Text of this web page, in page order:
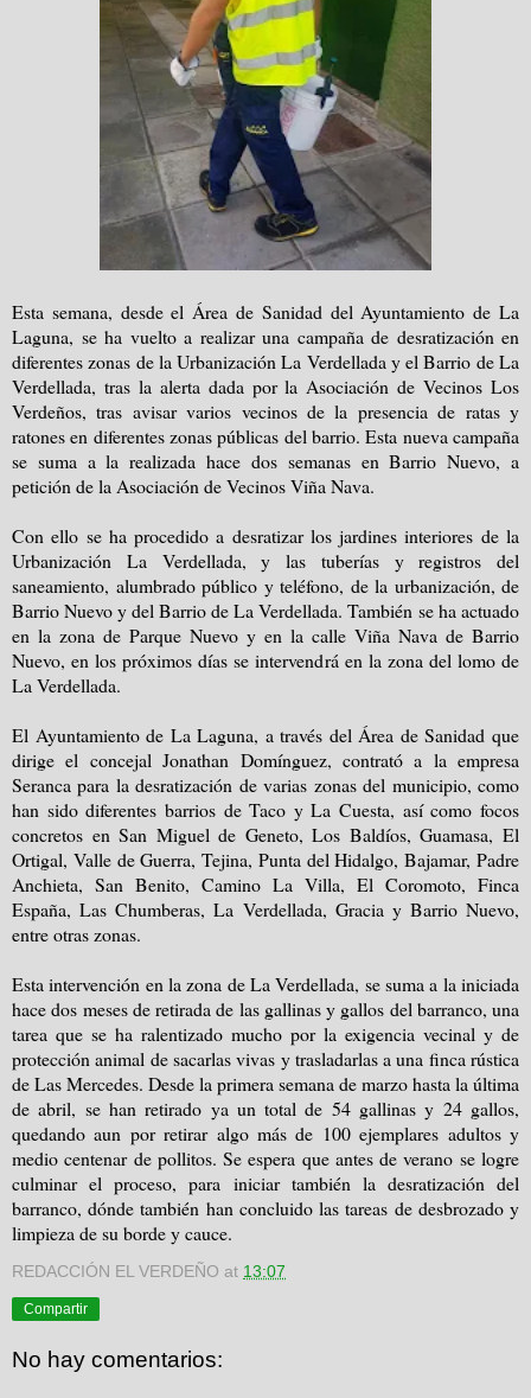
Esta semana, desde el Área de Sanidad del Ayuntamiento de La
Laguna, se ha vuelto a realizar una campaña de desratización en
diferentes zonas de la Urbanización La Verdellada y el Barrio de La
Verdellada, tras la alerta dada por la Asociación de Vecinos Los
Verdeños, tras avisar varios vecinos de la presencia de ratas y
ratones en diferentes zonas públicas del barrio. Esta nueva campaña
se suma a la realizada hace dos semanas en Barrio Nuevo, a
petición de la Asociación de Vecinos Viña Nava.
Con ello se ha procedido a desratizar los jardines interiores de la
Urbanización La Verdellada, y las tuberías y registros del
saneamiento, alumbrado público y teléfono, de la urbanización, de
Barrio Nuevo y del Barrio de La Verdellada. También se ha actuado
en la zona de Parque Nuevo y en la calle Viña Nava de Barrio
Nuevo, en los próximos días se intervendrá en la zona del lomo de
La Verdellada.
El Ayuntamiento de La Laguna, a través del Área de Sanidad que
dirige el concejal Jonathan Domínguez, contrató a la empresa
Seranca para la desratización de varias zonas del municipio, como
han sido diferentes barrios de Taco y La Cuesta, así como focos
concretos en San Miguel de Geneto, Los Baldíos, Guamasa, El
Ortigal, Valle de Guerra, Tejina, Punta del Hidalgo, Bajamar, Padre
Anchieta, San Benito, Camino La Villa, El Coromoto, Finca
España, Las Chumberas, La Verdellada, Gracia y Barrio Nuevo,
entre otras zonas.
Esta intervención en la zona de La Verdellada, se suma a la iniciada
hace dos meses de retirada de las gallinas y gallos del barranco, una
tarea que se ha ralentizado mucho por la exigencia vecinal y de
protección animal de sacarlas vivas y trasladarlas a una finca rústica
de Las Mercedes. Desde la primera semana de marzo hasta la última
de abril, se han retirado ya un total de 54 gallinas y 24 gallos,
quedando aun por retirar algo más de 100 ejemplares adultos y
medio centenar de pollitos. Se espera que antes de verano se logre
culminar el proceso, para iniciar también la desratización del
barranco, dónde también han concluido las tareas de desbrozado y
limpieza de su borde y cauce.
REDACCIÓN EL VERDEÑO at 13:07
Compartir
No hay comentarios: